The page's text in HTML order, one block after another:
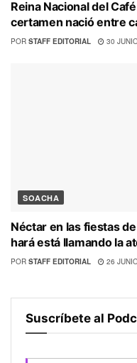
Reina Nacional del
certamen nació entre
POR STAFF EDITORIAL 30
SOACHA
Néctar en las fiestas
hará está llamando la
POR STAFF EDITORIAL 26
Suscríbete al